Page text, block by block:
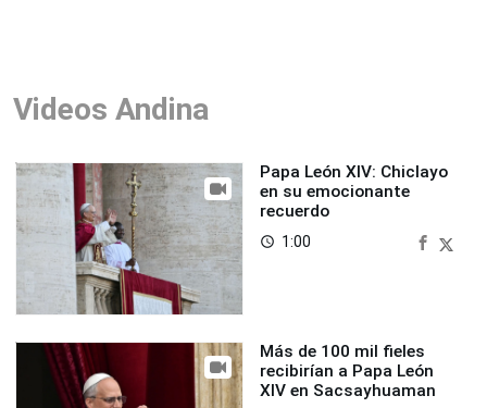
Videos Andina
Papa León XIV: Chiclayo
en su emocionante
recuerdo
access_time 1:00
Más de 100 mil fieles
recibirían a Papa León
XIV en Sacsayhuaman